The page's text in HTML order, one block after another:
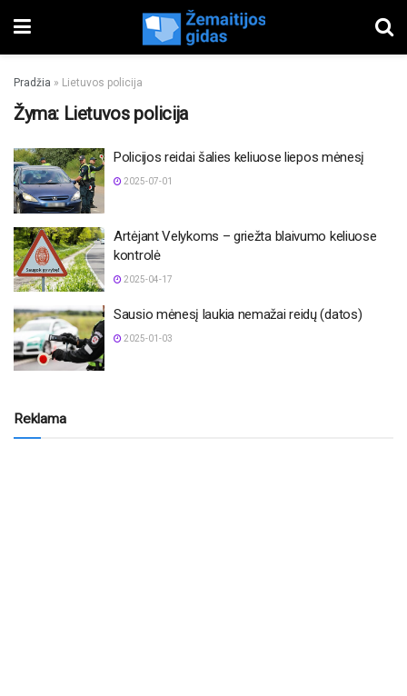
Pradžia » Lietuvos policija
Žyma: Lietuvos policija
Policijos reidai šalies keliuose liepos mėnesį
2025-07-01
Artėjant Velykoms – griežta blaivumo keliuose
kontrolė
2025-04-17
Sausio mėnesį laukia nemažai reidų (datos)
2025-01-03
Reklama